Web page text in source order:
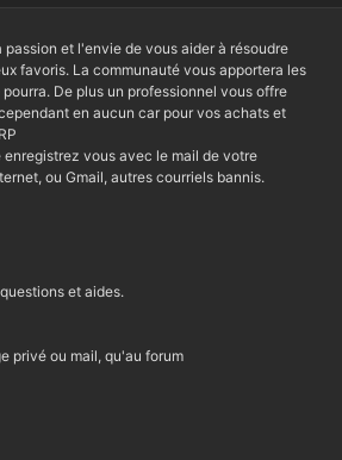
passion et l'envie de vous aider à résoudre
favoris. La communauté vous apportera les
De plus un professionnel vous offre
en aucun car pour vos achats et
enregistrez vous avec le mail de votre
ou Gmail, autres courriels bannis.
et aides.
privé ou mail, qu'au forum